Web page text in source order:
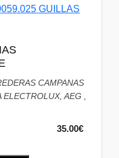
CAMPANAS
AEG ,
35.00€